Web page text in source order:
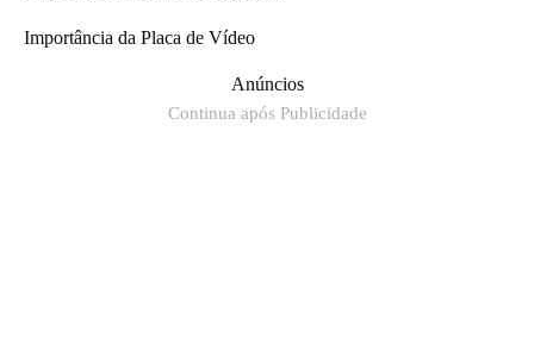
Importância da Placa de Vídeo
Anúncios
Continua após Publicidade